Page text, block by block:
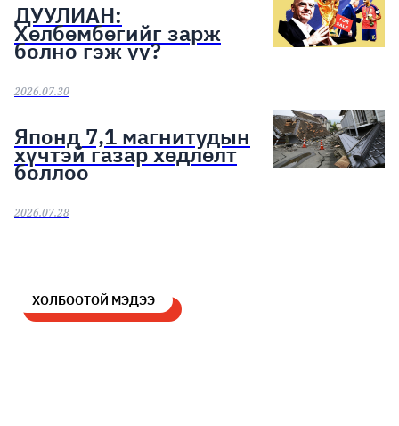
ДУУЛИАН:
Хөлбөмбөгийг зарж
болно гэж үү?
2026.07.30
Японд 7,1 магнитудын
хүчтэй газар хөдлөлт
боллоо
2026.07.28
ХОЛБООТОЙ МЭДЭЭ